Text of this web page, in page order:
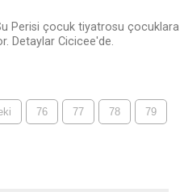
Perisi çocuk tiyatrosu çocuklara
Detaylar Cicicee'de.
76 77 78 79